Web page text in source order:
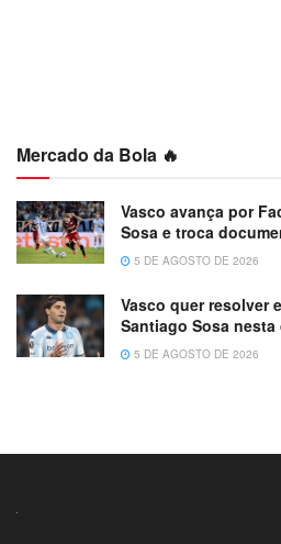
Mercado da Bola 🔥
Vasco avança por
Sosa e troca
5 DE AGOSTO DE 2026
Vasco quer resolver
Santiago Sosa
5 DE AGOSTO DE 2026